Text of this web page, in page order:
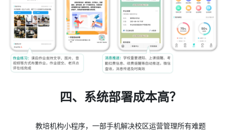
四、系统部署成本高？
教培机构小程序，一部手机解决校区运营管理所有难题